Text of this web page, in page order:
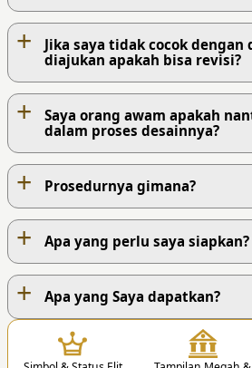
+
Jika saya tidak cocok dengan
diajukan apakah bisa revisi?
+
Saya orang awam apakah
dalam proses desainnya?
+ Prosedurnya gimana?
PROSES KERJA
+ Apa yang perlu saya siapkan?
+ Apa yang Saya dapatkan?